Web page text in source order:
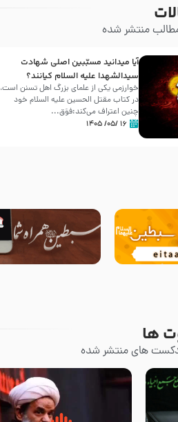
منتشر شده
آیا میدانید مسبّبین اصلی شهادت
سیدالشهدا علیه ‌السلام کیانند؟
خوارزمی یکی از علمای بزرگ اهل تسنن است،
در کتاب مقتل الحسین علیه ‌السلام خود
چنین اعتراف می‌کند:فوَق...
۱۶ /۰۵/ ۱۴۰۵
ها
های منتشر شده